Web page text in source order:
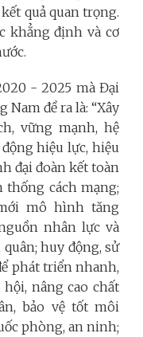
quả quan trọng.
khẳng định và cơ
- 2025 mà Đại
đề ra là: “Xây
vững mạnh, hệ
hiệu lực, hiệu
đại đoàn kết toàn
thống cách mạng;
mô hình tăng
nhân lực và
huy động, sử
phát triển nhanh,
nâng cao chất
bảo vệ tốt môi
phòng, an ninh;